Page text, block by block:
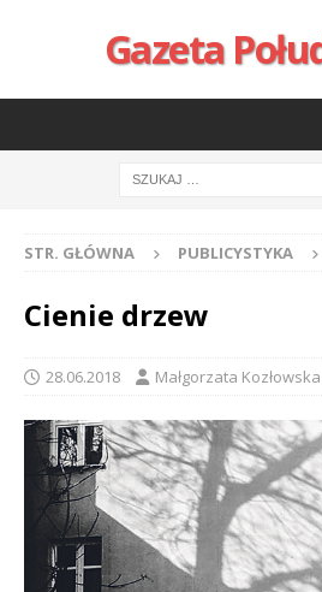
Gazeta
STR. GŁÓWNA PUBLICYSTYKA
Cienie drzew
28.06.2018 Małgorzata Kozłowska